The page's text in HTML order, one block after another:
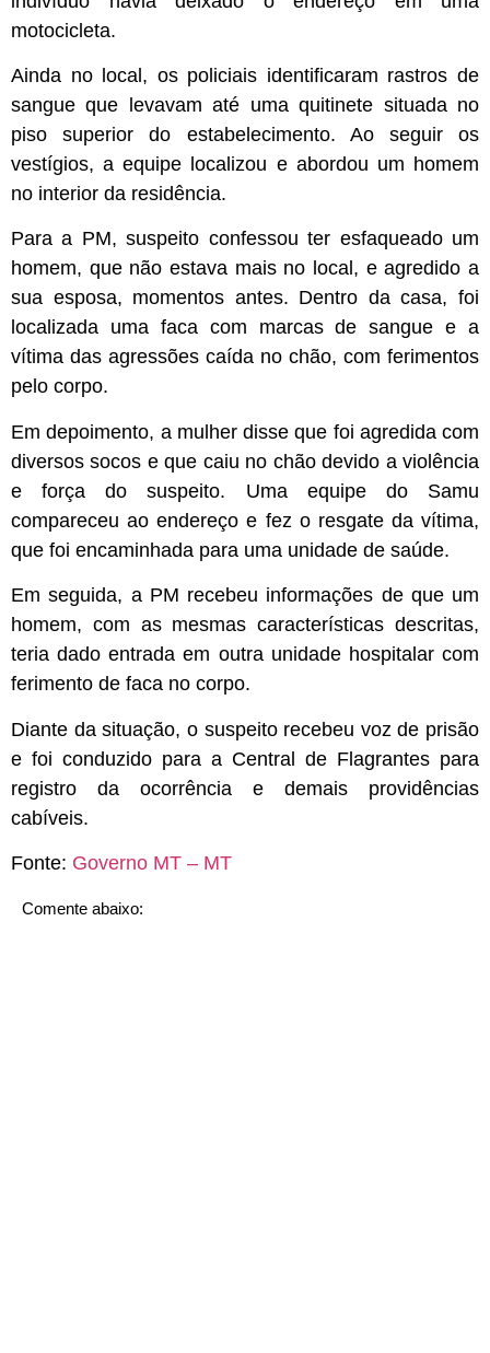
motocicleta.
Ainda no local, os policiais identificaram rastros de
sangue que levavam até uma quitinete situada no
piso superior do estabelecimento. Ao seguir os
vestígios, a equipe localizou e abordou um homem
no interior da residência.
Para a PM, suspeito confessou ter esfaqueado um
homem, que não estava mais no local, e agredido a
sua esposa, momentos antes. Dentro da casa, foi
localizada uma faca com marcas de sangue e a
vítima das agressões caída no chão, com ferimentos
pelo corpo.
Em depoimento, a mulher disse que foi agredida com
diversos socos e que caiu no chão devido a violência
e força do suspeito. Uma equipe do Samu
compareceu ao endereço e fez o resgate da vítima,
que foi encaminhada para uma unidade de saúde.
Em seguida, a PM recebeu informações de que um
homem, com as mesmas características descritas,
teria dado entrada em outra unidade hospitalar com
ferimento de faca no corpo.
Diante da situação, o suspeito recebeu voz de prisão
e foi conduzido para a Central de Flagrantes para
registro da ocorrência e demais providências
cabíveis.
Fonte: Governo MT – MT
Comente abaixo: